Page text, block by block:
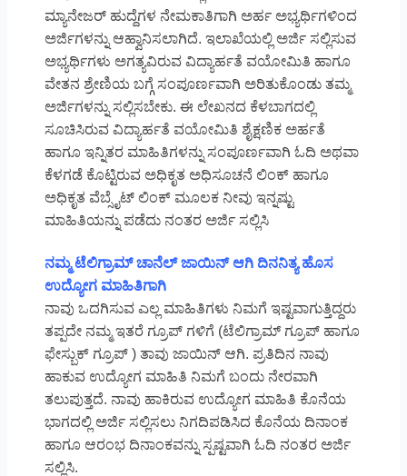
ಮ್ಯಾನೇಜರ್ ಹುದ್ದೆಗಳ ನೇಮಕಾತಿಗಾಗಿ ಅರ್ಹ ಅಭ್ಯರ್ಥಿಗಳಿಂದ
ಅರ್ಜಿಗಳನ್ನು ಆಹ್ವಾನಿಸಲಾಗಿದೆ. ಇಲಾಖೆಯಲ್ಲಿ ಅರ್ಜಿ ಸಲ್ಲಿಸುವ
ಅಭ್ಯರ್ಥಿಗಳು ಅಗತ್ಯವಿರುವ ವಿದ್ಯಾರ್ಹತೆ ವಯೋಮಿತಿ ಹಾಗೂ
ವೇತನ ಶ್ರೇಣಿಯ ಬಗ್ಗೆ ಸಂಪೂರ್ಣವಾಗಿ ಅರಿತುಕೊಂಡು ತಮ್ಮ
ಅರ್ಜಿಗಳನ್ನು ಸಲ್ಲಿಸಬೇಕು. ಈ ಲೇಖನದ ಕೆಳಬಾಗದಲ್ಲಿ
ಸೂಚಿಸಿರುವ ವಿದ್ಯಾರ್ಹತೆ ವಯೋಮಿತಿ ಶೈಕ್ಷಣಿಕ ಅರ್ಹತೆ
ಹಾಗೂ ಇನ್ನಿತರ ಮಾಹಿತಿಗಳನ್ನು ಸಂಪೂರ್ಣವಾಗಿ ಓದಿ ಅಥವಾ
ಕೆಳಗಡೆ ಕೊಟ್ಟಿರುವ ಅಧಿಕೃತ ಅಧಿಸೂಚನೆ ಲಿಂಕ್ ಹಾಗೂ
ಅಧಿಕೃತ ವೆಬ್ಸೈಟ್ ಲಿಂಕ್ ಮೂಲಕ ನೀವು ಇನ್ನಷ್ಟು
ಮಾಹಿತಿಯನ್ನು ಪಡೆದು ನಂತರ ಅರ್ಜಿ ಸಲ್ಲಿಸಿ
ನಮ್ಮ ಟೆಲಿಗ್ರಾಮ್ ಚಾನೆಲ್ ಜಾಯಿನ್ ಆಗಿ ದಿನನಿತ್ಯ ಹೊಸ
ಉದ್ಯೋಗ ಮಾಹಿತಿಗಾಗಿ
ನಾವು ಒದಗಿಸುವ ಎಲ್ಲ ಮಾಹಿತಿಗಳು ನಿಮಗೆ ಇಷ್ಟವಾಗುತ್ತಿದ್ದರು
ತಪ್ಪದೇ ನಮ್ಮ ಇತರೆ ಗ್ರೂಪ್ ಗಳಿಗೆ (ಟೆಲಿಗ್ರಾಮ್ ಗ್ರೂಪ್ ಹಾಗೂ
ಫೇಸ್ಬುಕ್ ಗ್ರೂಪ್ ) ತಾವು ಜಾಯಿನ್ ಆಗಿ. ಪ್ರತಿದಿನ ನಾವು
ಹಾಕುವ ಉದ್ಯೋಗ ಮಾಹಿತಿ ನಿಮಗೆ ಬಂದು ನೇರವಾಗಿ
ತಲುಪುತ್ತದೆ. ನಾವು ಹಾಕಿರುವ ಉದ್ಯೋಗ ಮಾಹಿತಿ ಕೊನೆಯ
ಭಾಗದಲ್ಲಿ ಅರ್ಜಿ ಸಲ್ಲಿಸಲು ನಿಗದಿಪಡಿಸಿದ ಕೊನೆಯ ದಿನಾಂಕ
ಹಾಗೂ ಆರಂಭ ದಿನಾಂಕವನ್ನು ಸ್ಪಷ್ಟವಾಗಿ ಓದಿ ನಂತರ ಅರ್ಜಿ
ಸಲ್ಲಿಸಿ.